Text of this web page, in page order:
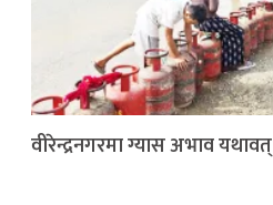
वीरेन्द्रनगरमा ग्यास अभाव यथावत्